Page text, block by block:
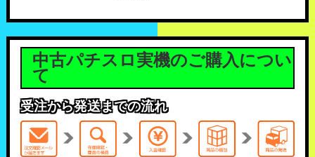
中古パチスロ実機のご購入につい
て
受注から発送までの流れ